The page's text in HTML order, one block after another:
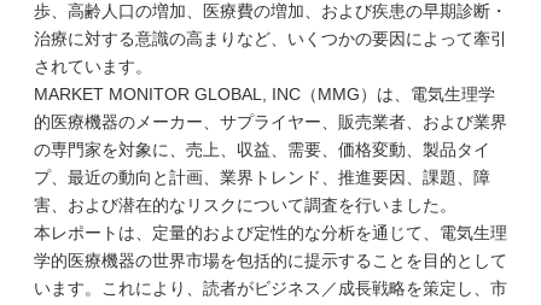
歩、高齢人口の増加、医療費の増加、および疾患の早期診断・
治療に対する意識の高まりなど、いくつかの要因によって牽引
されています。
MARKET MONITOR GLOBAL, INC（MMG）は、電気生理学
的医療機器のメーカー、サプライヤー、販売業者、および業界
の専門家を対象に、売上、収益、需要、価格変動、製品タイ
プ、最近の動向と計画、業界トレンド、推進要因、課題、障
害、および潜在的なリスクについて調査を行いました。
本レポートは、定量的および定性的な分析を通じて、電気生理
学的医療機器の世界市場を包括的に提示することを目的として
います。これにより、読者がビジネス／成長戦略を策定し、市